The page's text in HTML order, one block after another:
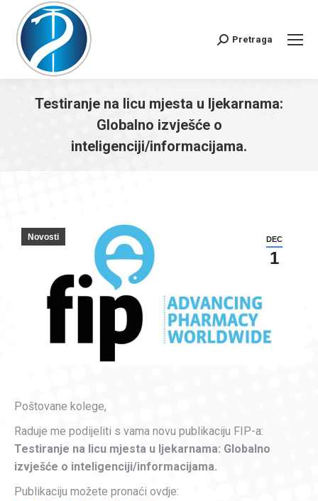
Search:
Pretraga
Testiranje na licu mjesta u ljekarnama:
Globalno izvješće o
inteligenciji/informacijama.
DEC
1
Novosti
Poštovane kolege,
Raduje me podijeliti s vama novu publikaciju FIP-a:
Testiranje na licu mjesta u ljekarnama: Globalno
izvješće o inteligenciji/informacijama.
Publikaciju možete pronaći ovdje: